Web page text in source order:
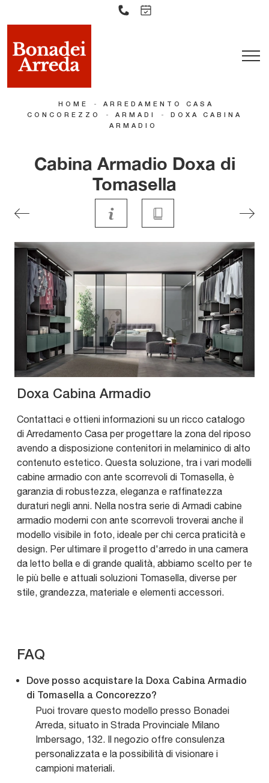
HOME -
ARREDAMENTO CASA
CONCOREZZO
- ARMADI -
DOXA CABINA
ARMADIO
Cabina Armadio Doxa di
Tomasella
Doxa Cabina Armadio
Contattaci e ottieni informazioni su un ricco catalogo
di Arredamento Casa per progettare la zona del riposo
avendo a disposizione contenitori in melaminico di alto
contenuto estetico. Questa soluzione, tra i vari modelli
cabine armadio con ante scorrevoli di Tomasella, è
garanzia di robustezza, eleganza e raffinatezza
duraturi negli anni. Nella nostra serie di Armadi cabine
armadio moderni con ante scorrevoli troverai anche il
modello visibile in foto, ideale per chi cerca praticità e
design. Per ultimare il progetto d'arredo in una camera
da letto bella e di grande qualità, abbiamo scelto per te
le più belle e attuali soluzioni Tomasella, diverse per
stile, grandezza, materiale e elementi accessori.
FAQ
Dove posso acquistare la Doxa Cabina Armadio
di Tomasella a Concorezzo?
Puoi trovare questo modello presso Bonadei
Arreda, situato in Strada Provinciale Milano
Imbersago, 132. Il negozio offre consulenza
personalizzata e la possibilità di visionare i
campioni materiali.